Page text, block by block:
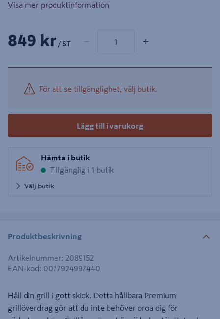
Visa mer produktinformation
849 kr / ST − +
För att se tillgänglighet, välj butik.
Lägg till i varukorg
Hämta i butik
Tillgänglig i 1 butik
Välj butik
Produktbeskrivning
Artikelnummer: 2089152
EAN-kod: 0077924997440
Håll din grill i gott skick. Detta hållbara Premium
grillöverdrag gör att du inte behöver oroa dig för